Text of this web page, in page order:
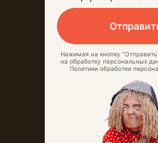
Нажимая на кнопку
на обработку персональных
Политики обработки